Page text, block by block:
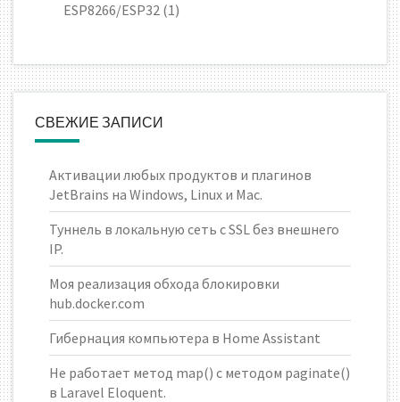
ESP8266/ESP32 (1)
СВЕЖИЕ ЗАПИСИ
Активации любых продуктов и плагинов
JetBrains на Windows, Linux и Mac.
Туннель в локальную сеть с SSL без внешнего
IP.
Моя реализация обхода блокировки
hub.docker.com
Гибернация компьютера в Home Assistant
Не работает метод map() с методом paginate()
в Laravel Eloquent.